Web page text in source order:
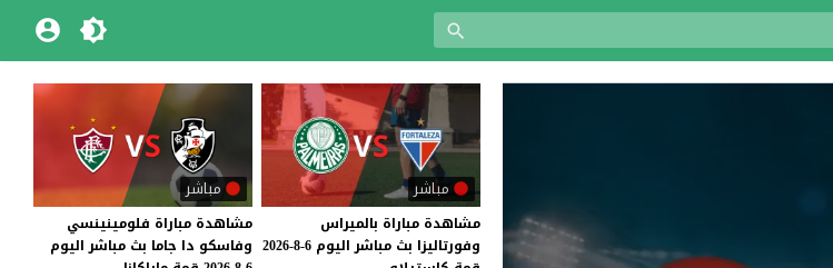
مباشر
مشاهدة مباراة بالميراس
وفورتاليزا بث مباشر اليوم 6-8-2026
مباشر
مشاهدة مباراة فلومينينسي
وفاسكو دا جاما بث مباشر اليوم